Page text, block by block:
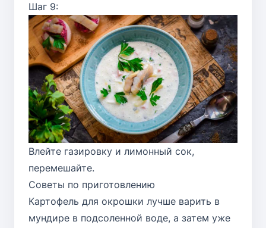
Шаг 9:
Влейте газировку и лимонный сок,
перемешайте.
Советы по приготовлению
Картофель для окрошки лучше варить в
мундире в подсоленной воде, а затем уже